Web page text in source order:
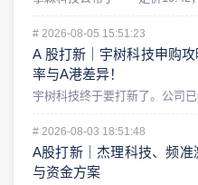
# 2026-08-05 15:51:23
A 股打新｜宇树科技申购
率与A港差异！
宇树科技终于要打新了。公司
# 2026-08-03 18:51:48
A股打新｜杰理科技、频
与资金方案